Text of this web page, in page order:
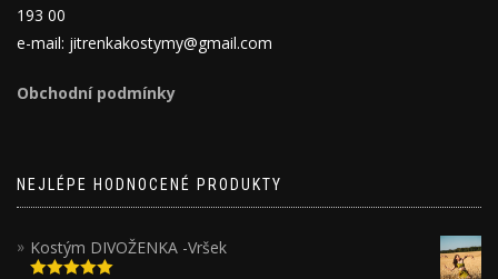
193 00
e-mail: jitrenkakostymy@gmail.com
Obchodní podmínky
NEJLÉPE HODNOCENÉ PRODUKTY
Kostým DIVOŽENKA -Vršek